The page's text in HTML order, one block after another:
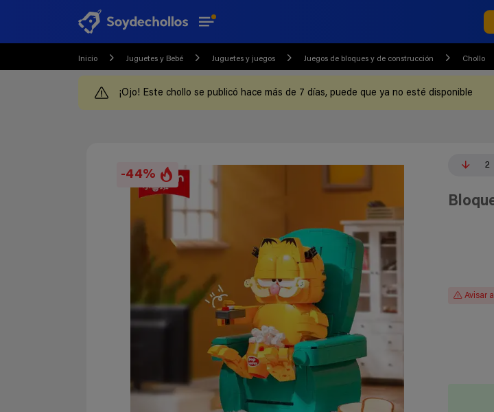
Inicio Juguetes y Bebé Juguetes y juegos Juegos de bloques y de construcción Chollo
¡Ojo! Este chollo se publicó hace más de 7 días, puede que ya no esté disponible
-44%
2
Avisar